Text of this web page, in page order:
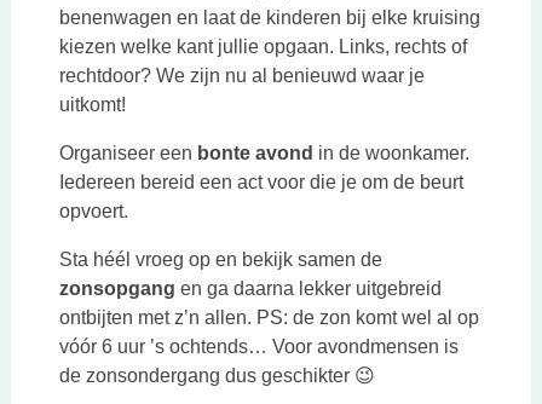
benenwagen en laat de kinderen bij elke kruising
kiezen welke kant jullie opgaan. Links, rechts of
rechtdoor? We zijn nu al benieuwd waar je
uitkomt!
Organiseer een bonte avond in de woonkamer.
Iedereen bereid een act voor die je om de beurt
opvoert.
Sta héél vroeg op en bekijk samen de
zonsopgang en ga daarna lekker uitgebreid
ontbijten met z’n allen. PS: de zon komt wel al op
vóór 6 uur ’s ochtends… Voor avondmensen is
de zonsondergang dus geschikter 😉